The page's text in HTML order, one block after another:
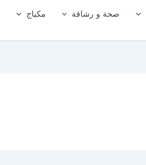
صحة و رشاقة مكياج